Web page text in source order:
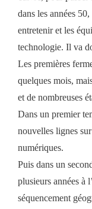
dans les années
entretenir et les
technologie. Il va
Les premières
quelques mois,
et de nombreuses
Dans un premier
nouvelles lignes
numériques.
Puis dans un
plusieurs années à
séquencement